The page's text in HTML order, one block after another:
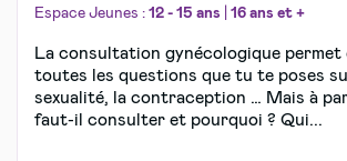
Espace Jeunes : 12 - 15 ans 16 ans et +
La consultation gynécologique permet
toutes les questions que tu te poses
sexualité, la contraception … Mais à
faut-il consulter et pourquoi ? Qui...